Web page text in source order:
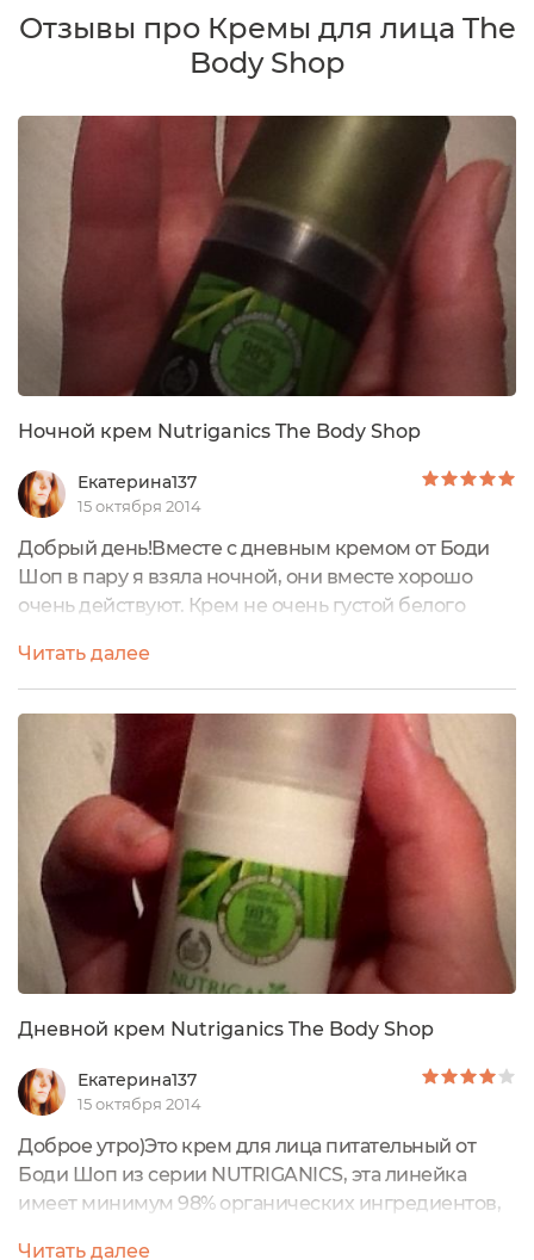
Отзывы про Кремы для лица The
Body Shop
Ночной крем Nutriganics The Body Shop
Екатерина137
15 октября 2014
Добрый день!Вместе с дневным кремом от Боди
Шоп в пару я взяла ночной, они вместе хорошо
очень действуют. Крем не очень густой белого
разглаживает мелкие морщинки. Вся серия
NUTRIGANICS состоит из органических
ингредиентов на 98% процентов,
сертифицирована ECOCERT и не содержит
парабены и силиконы. Серия подходит для кожи с
первыми возрастными изменениями,...
Читать далее
Дневной крем Nutriganics The Body Shop
Екатерина137
15 октября 2014
Доброе утро)Это крем для лица питательный от
Боди Шоп из серии NUTRIGANICS, эта линейка
имеет минимум 98% органических ингредиентов,
Читать далее